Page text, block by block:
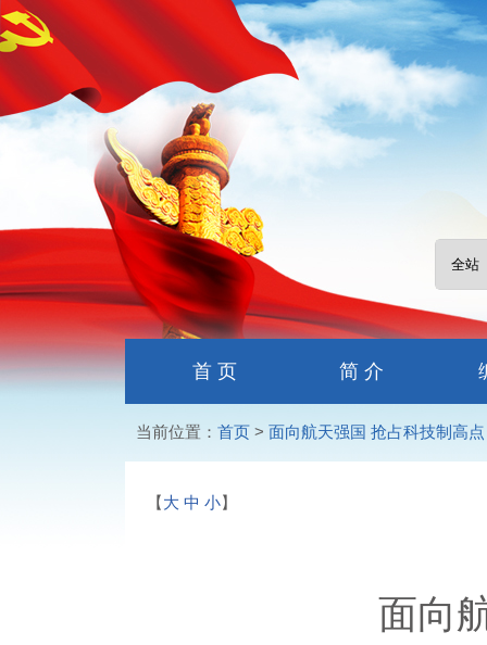
首 页 简 介
当前位置： 首页> 面向航天强国 抢占科技制高点
【大 中 小】
面向